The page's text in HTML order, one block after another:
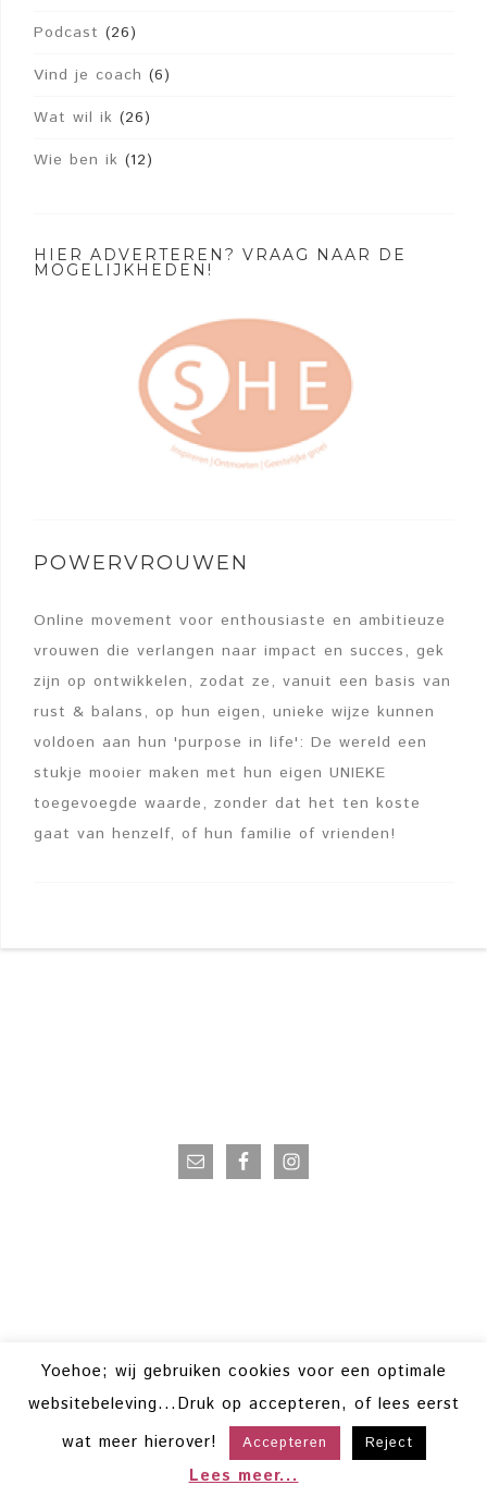
Podcast (26)
Vind je coach (6)
Wat wil ik (26)
Wie ben ik (12)
HIER ADVERTEREN? VRAAG NAAR DE
MOGELIJKHEDEN!
POWERVROUWEN
Online movement voor enthousiaste en ambitieuze
vrouwen die verlangen naar impact en succes, gek
zijn op ontwikkelen, zodat ze, vanuit een basis van
rust & balans, op hun eigen, unieke wijze kunnen
voldoen aan hun 'purpose in life': De wereld een
stukje mooier maken met hun eigen UNIEKE
toegevoegde waarde, zonder dat het ten koste
gaat van henzelf, of hun familie of vrienden!
VOLG OP INSTAGRAM
COPYRIGHT © 2026 · POWERVROUWEN ·
HELLO YOU DESIGNS
HELLO TRENDINGONGENESIS FRAMEWORK
WORDPRESS·LOG IN
Yoehoe; wij gebruiken cookies voor een optimale
websitebeleving...Druk op accepteren, of lees eerst
wat meer hierover!
Accepteren Reject
Lees meer...